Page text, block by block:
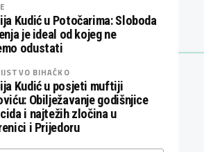
Kudić u Potočarima: Sloboda
je ideal od kojeg ne
odustati
BIHAĆKO
Kudić u posjeti muftiji
Obilježavanje godišnjice
i najtežih zločina u
i Prijedoru